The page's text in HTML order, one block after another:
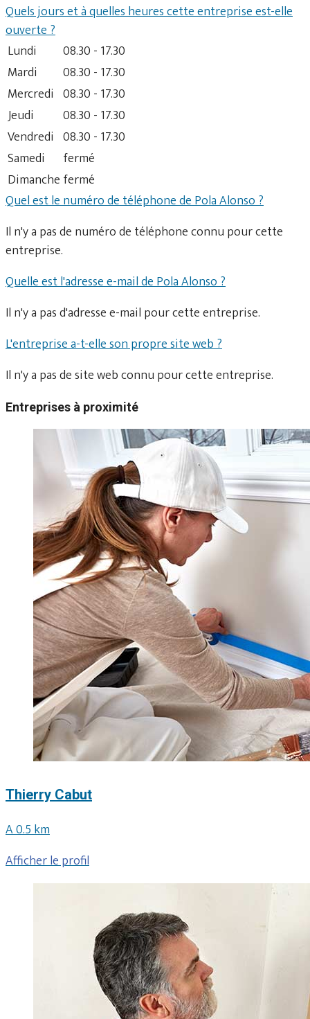
Quels jours et à quelles heures cette entreprise est-elle
ouverte ?
Lundi
08.30 - 17.30
Mardi
08.30 - 17.30
Mercredi 08.30 - 17.30
Jeudi
08.30 - 17.30
Vendredi 08.30 - 17.30
Samedi
fermé
Dimanche fermé
Quel est le numéro de téléphone de Pola Alonso ?
Il n'y a pas de numéro de téléphone connu pour cette
entreprise.
Quelle est l'adresse e-mail de Pola Alonso ?
Il n'y a pas d'adresse e-mail pour cette entreprise.
L'entreprise a-t-elle son propre site web ?
Il n'y a pas de site web connu pour cette entreprise.
Entreprises à proximité
Thierry Cabut
A 0.5 km
Afficher le profil